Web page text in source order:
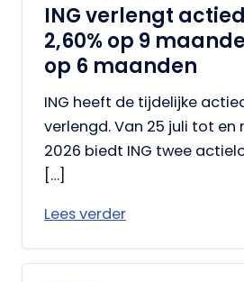
ING verlengt
2,60% op 9
op 6 maanden
ING heeft de tijdelijke
verlengd. Van 25 juli tot en
2026 biedt ING twee
[…]
Lees verder